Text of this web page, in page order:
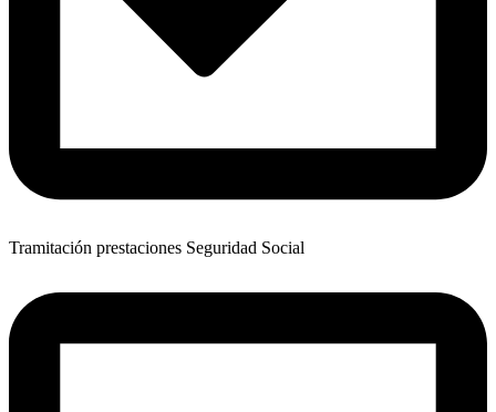
Tramitación prestaciones Seguridad Social